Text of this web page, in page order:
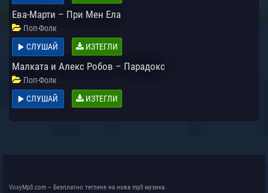
Ева-Марти – При Мен Ела
Поп-Фолк
СЛУШАЙ
ИЗТЕГЛИ
Малката и Алекс Робов – Парадокс
Поп-Фолк
СЛУШАЙ
ИЗТЕГЛИ
VoxyMp3.com – Безплатно теглене на нова mp3 музика.